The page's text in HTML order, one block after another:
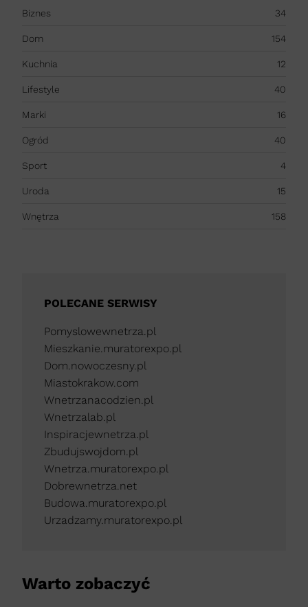
Biznes 34
Dom 154
Kuchnia 12
Lifestyle 40
Marki 16
Ogród 40
Sport 4
Uroda 15
Wnętrza 158
POLECANE SERWISY
Pomyslowewnetrza.pl
Mieszkanie.muratorexpo.pl
Dom.nowoczesny.pl
Miastokrakow.com
Wnetrzanacodzien.pl
Wnetrzalab.pl
Inspiracjewnetrza.pl
Zbudujswojdom.pl
Wnetrza.muratorexpo.pl
Dobrewnetrza.net
Budowa.muratorexpo.pl
Urzadzamy.muratorexpo.pl
Warto zobaczyć